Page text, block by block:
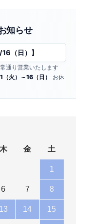
知らせ
16（日）】
通り営業いたします
（火）～16（日）
お休
木 金 土
1
6 7 8
13 14 15